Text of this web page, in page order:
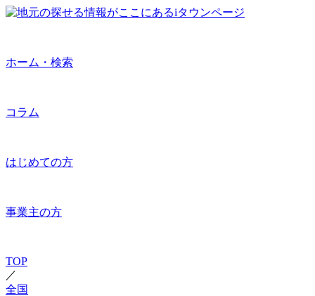
ホーム・検索
コラム
はじめての方
事業主の方
TOP
／
全国